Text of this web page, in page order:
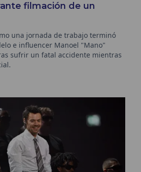
filmación de un
una jornada de trabajo terminó
e influencer Manoel "Mano"
sufrir un fatal accidente mientras